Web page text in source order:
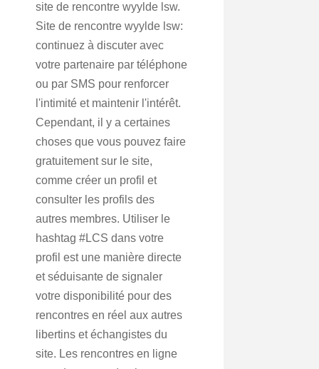
site de rencontre wyylde lsw.
Site de rencontre wyylde lsw:
continuez à discuter avec
votre partenaire par téléphone
ou par SMS pour renforcer
l'intimité et maintenir l'intérêt.
Cependant, il y a certaines
choses que vous pouvez faire
gratuitement sur le site,
comme créer un profil et
consulter les profils des
autres membres. Utiliser le
hashtag #LCS dans votre
profil est une manière directe
et séduisante de signaler
votre disponibilité pour des
rencontres en réel aux autres
libertins et échangistes du
site. Les rencontres en ligne